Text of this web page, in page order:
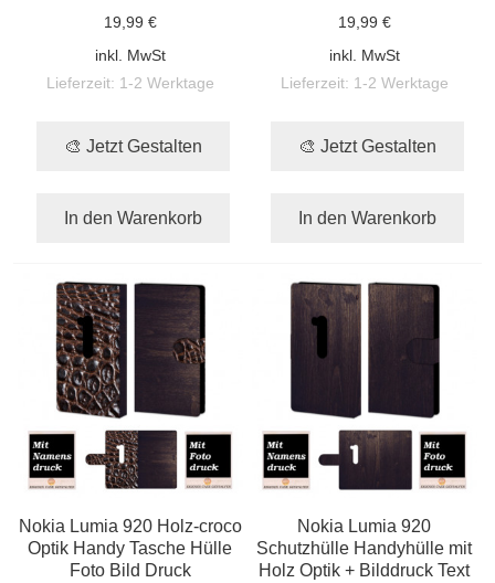
19,99 €
inkl. MwSt
Lieferzeit: 1-2 Werktage
🎨 Jetzt Gestalten
In den Warenkorb
19,99 €
inkl. MwSt
Lieferzeit: 1-2 Werktage
🎨 Jetzt Gestalten
In den Warenkorb
Nokia Lumia 920 Holz-croco
Optik Handy Tasche Hülle
Foto Bild Druck
Nokia Lumia 920
Schutzhülle Handyhülle mit
Holz Optik + Bilddruck Text